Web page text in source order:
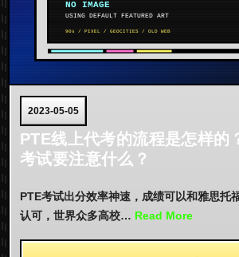
2023-05-05
PTE线上代考的流程是怎样的
考试要注意什么？
PTE考试出分效率神速，成绩可以和雅思托
认可，世界众多高校… Read More